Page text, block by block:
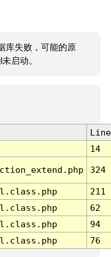
库失败，可能的原
启动。
Line
14
324
211
62
94
76